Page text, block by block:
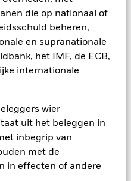
die op nationaal of
beheren,
en supranationale
het IMF, de ECB,
internationale
wier
uit het beleggen in
inbegrip van
met de
in effecten of andere
waarborgt dat er
om het
te
direct onder de naam van
aandelenklassen in het
met valutahedging worden
in de naam van de
op aanvraag
van het fonds.
uitleent om zijn kosten
62,5% van de hiermee
de resterende 37,5% ten